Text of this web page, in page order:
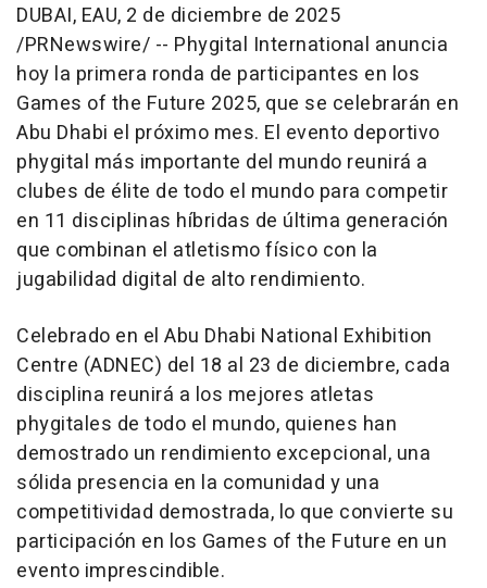
DUBAI, EAU, 2 de diciembre de 2025
/PRNewswire/ -- Phygital International anuncia
hoy la primera ronda de participantes en los
Games of the Future 2025, que se celebrarán en
Abu Dhabi el próximo mes. El evento deportivo
phygital más importante del mundo reunirá a
clubes de élite de todo el mundo para competir
en 11 disciplinas híbridas de última generación
que combinan el atletismo físico con la
jugabilidad digital de alto rendimiento.
Celebrado en el Abu Dhabi National Exhibition
Centre (ADNEC) del 18 al 23 de diciembre, cada
disciplina reunirá a los mejores atletas
phygitales de todo el mundo, quienes han
demostrado un rendimiento excepcional, una
sólida presencia en la comunidad y una
competitividad demostrada, lo que convierte su
participación en los Games of the Future en un
evento imprescindible.